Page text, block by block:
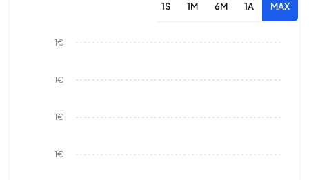
1S 1M 6M 1A MAX
1€
1€
1€
1€